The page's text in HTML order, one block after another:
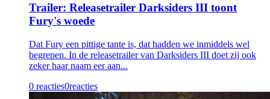
Trailer: Releasetrailer Darksiders III toont
Fury's woede
Dat Fury een pittige tante is, dat hadden we inmiddels wel
begrepen. In de releasetrailer van Darksiders III doet zij ook
zeker haar naam eer aan...
0 reacties0reacties